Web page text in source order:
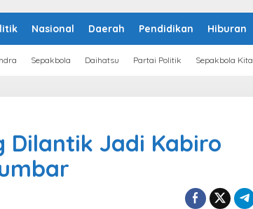
Nasional Daerah Pendidikan Hiburan
Sepakbola Daihatsu Partai Politik Sepakbola Kita
Dilantik Jadi Kabiro